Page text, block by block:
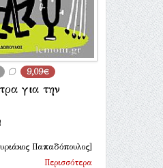
9,09€
για την
Παπαδόπουλος]
Περισσότερα